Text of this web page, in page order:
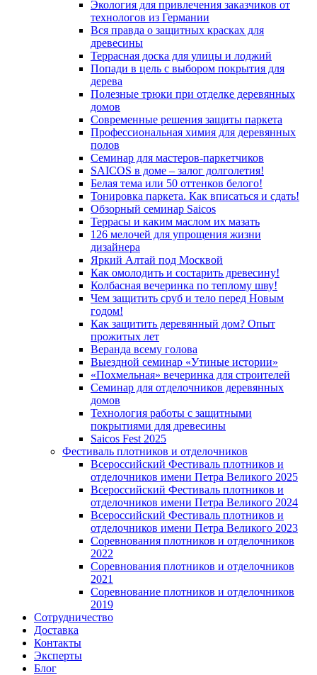
Экология для привлечения заказчиков от
технологов из Германии
Вся правда о защитных красках для
древесины
Террасная доска для улицы и лоджий
Попади в цель с выбором покрытия для
дерева
Полезные трюки при отделке деревянных
домов
Современные решения защиты паркета
Профессиональная химия для деревянных
полов
Семинар для мастеров-паркетчиков
SAICOS в доме – залог долголетия!
Белая тема или 50 оттенков белого!
Тонировка паркета. Как вписаться и сдать!
Обзорный семинар Saicos
Террасы и каким маслом их мазать
126 мелочей для упрощения жизни
дизайнера
Яркий Алтай под Москвой
Как омолодить и состарить древесину!
Колбасная вечеринка по теплому шву!
Чем защитить сруб и тело перед Новым
годом!
Как защитить деревянный дом? Опыт
прожитых лет
Веранда всему голова
Выездной семинар «Утиные истории»
«Похмельная» вечеринка для строителей
Семинар для отделочников деревянных
домов
Технология работы с защитными
покрытиями для древесины
Saicos Fest 2025
Фестиваль плотников и отделочников
Всероссийский Фестиваль плотников и
отделочников имени Петра Великого 2025
Всероссийский Фестиваль плотников и
отделочников имени Петра Великого 2024
Всероссийский Фестиваль плотников и
отделочников имени Петра Великого 2023
Соревнования плотников и отделочников
2022
Соревнования плотников и отделочников
2021
Соревнование плотников и отделочников
2019
Сотрудничество
Доставка
Контакты
Эксперты
Блог